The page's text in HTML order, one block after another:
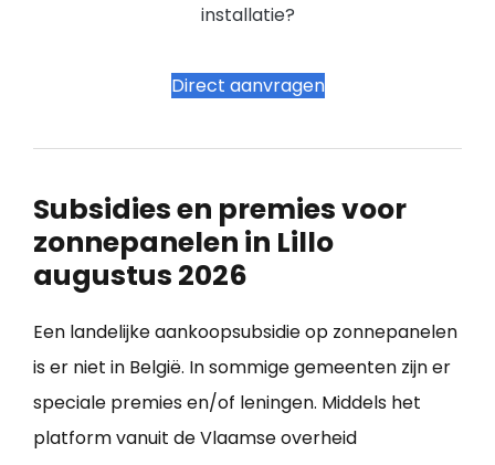
installatie?
Direct aanvragen
Subsidies en premies voor
zonnepanelen in Lillo
augustus 2026
Een landelijke aankoopsubsidie op zonnepanelen
is er niet in België. In sommige gemeenten zijn er
speciale premies en/of leningen. Middels het
platform vanuit de Vlaamse overheid